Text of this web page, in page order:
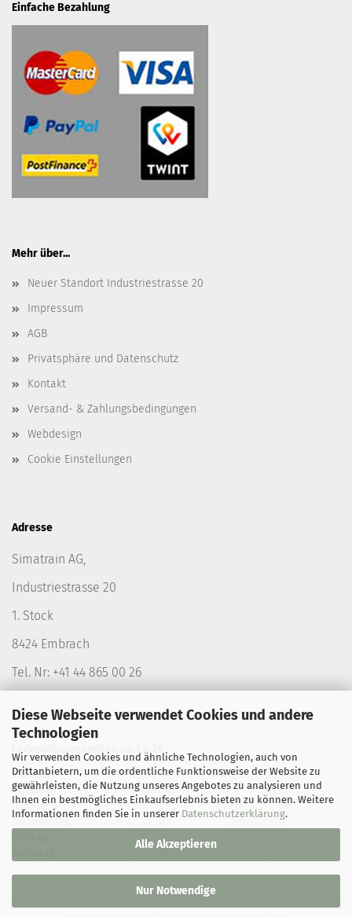
Diese Webseite verwendet Cookies und andere
Technologien
Wir verwenden Cookies und ähnliche Technologien, auch von
Drittanbietern, um die ordentliche Funktionsweise der Website zu
gewährleisten, die Nutzung unseres Angebotes zu analysieren und
Ihnen ein bestmögliches Einkaufserlebnis bieten zu können. Weitere
Informationen finden Sie in unserer Datenschutzerklärung.
Alle Akzeptieren
Nur Notwendige
Einfache Bezahlung
Mehr über...
Neuer Standort Industriestrasse 20
Impressum
AGB
Privatsphäre und Datenschutz
Kontakt
Versand- & Zahlungsbedingungen
Webdesign
Cookie Einstellungen
Adresse
Simatrain AG,
Industriestrasse 20
1. Stock
8424 Embrach
Tel. Nr: +41 44 865 00 26
Ladenöffnungszeiten ab 1.6.26
Montag
geschlossen
geschlossen
Dienstag
geschlossen
14-18.00 Uhr
Mittwoch
9-12.00 Uhr
geschlossen
Donnerstag
9-12.00 Uhr
geschlossen
9-12.00 Uhr